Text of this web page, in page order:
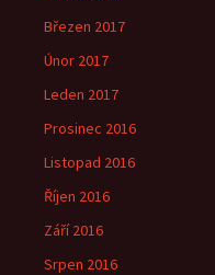
Březen 2017
Únor 2017
Leden 2017
Prosinec 2016
Listopad 2016
Říjen 2016
Září 2016
Srpen 2016